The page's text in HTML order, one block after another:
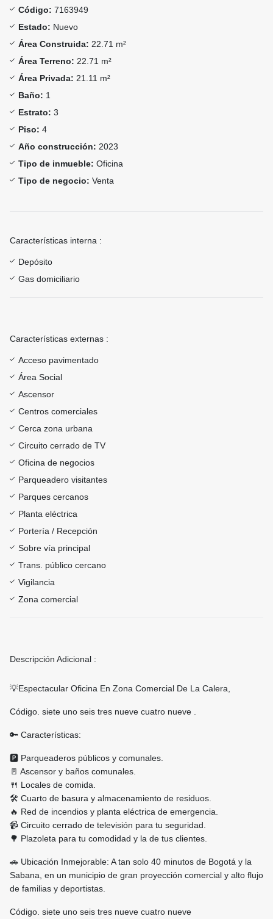
Código: 7163949
Estado: Nuevo
Área Construida: 22.71 m²
Área Terreno: 22.71 m²
Área Privada: 21.11 m²
Baño: 1
Estrato: 3
Piso: 4
Año construcción: 2023
Tipo de inmueble: Oficina
Tipo de negocio: Venta
Características interna :
Depósito
Gas domiciliario
Características externas :
Acceso pavimentado
Área Social
Ascensor
Centros comerciales
Cerca zona urbana
Circuito cerrado de TV
Oficina de negocios
Parqueadero visitantes
Parques cercanos
Planta eléctrica
Portería / Recepción
Sobre vía principal
Trans. público cercano
Vigilancia
Zona comercial
Descripción Adicional :
💡Espectacular Oficina En Zona Comercial De La Calera,
Código. siete uno seis tres nueve cuatro nueve .
🔑 Características:
🅿️ Parqueaderos públicos y comunales.
🚪 Ascensor y baños comunales.
🍴 Locales de comida.
🛠️ Cuarto de basura y almacenamiento de residuos.
🔥 Red de incendios y planta eléctrica de emergencia.
📹 Circuito cerrado de televisión para tu seguridad.
🌳 Plazoleta para tu comodidad y la de tus clientes.
🚗 Ubicación Inmejorable: A tan solo 40 minutos de Bogotá y la
Sabana, en un municipio de gran proyección comercial y alto flujo
de familias y deportistas.
Código. siete uno seis tres nueve cuatro nueve